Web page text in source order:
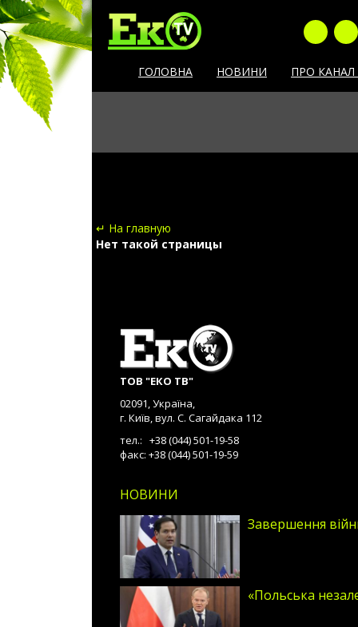
ГОЛОВНА НОВИНИ ПРО КАНАЛ
↵ На главную
Нет такой страницы
ТОВ "ЕКО ТВ"
02091, Україна,
г. Київ, вул. С. Сагайдака 112
тел.: +38 (044) 501-19-58
факс: +38 (044) 501-19-59
НОВИНИ
Завершення
«Польська